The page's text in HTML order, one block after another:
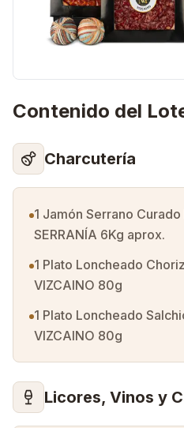
Contenido del
Charcutería
1 Jamón Serrano Curado
SERRANÍA 6Kg aprox.
1 Plato Loncheado
VIZCAINO 80g
1 Plato Loncheado
VIZCAINO 80g
Licores, Vinos y